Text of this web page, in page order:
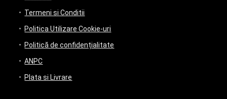
Termeni si Conditii
Politica Utilizare Cookie-uri
Politică de confidențialitate
ANPC
Plata si Livrare